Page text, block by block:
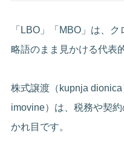
「LBO」「MBO」は、
略語のまま見かける代表
株式譲渡（kupnja
imovine）は、税務や契
かれ目です。